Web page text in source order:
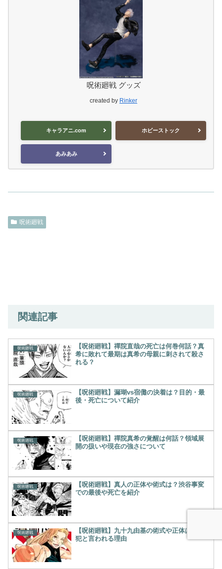
呪術廻戦 グッズ
created by Rinker
キャラアニ.com ホビーストック
あみあみ
呪術廻戦
関連記事
呪術廻戦
【呪術廻戦】禪院直哉の死亡は何巻何話？真
希に敗れて最期は真希の母親に刺されて殺さ
れる？
呪術廻戦
【呪術廻戦】漏瑚vs宿儺の決着は？目的・最
後・死亡について紹介
呪術廻戦
【呪術廻戦】禪院真希の覚醒は何話？領域展
開の扱いや現在の強さについて
呪術廻戦
【呪術廻戦】真人の正体や術式は？渋谷事変
での最後や死亡を紹介
呪術廻戦
【呪術廻戦】九十九由基の術式や正体は？戦
犯と言われる理由